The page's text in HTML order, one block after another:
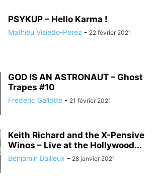
PSYKUP – Hello Karma !
Mathieu Visiedo-Perez - 22 février 2021
GOD IS AN ASTRONAUT – Ghost
Trapes #10
Frederic Gallotte - 21 février 2021
Keith Richard and the X-Pensive
Winos – Live at the Hollywood...
Benjamin Bailleux - 28 janvier 2021